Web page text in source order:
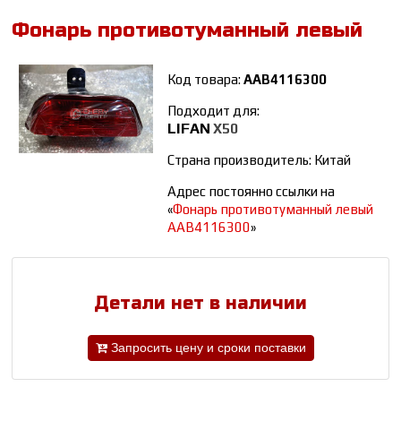
Фонарь противотуманный левый
Код товара:AAB4116300
Подходит для:
LIFAN X50
Страна производитель: Китай
Адрес постоянно ссылки на
«Фонарь противотуманный левый
AAB4116300»
Детали нет в наличии
Запросить цену и сроки поставки